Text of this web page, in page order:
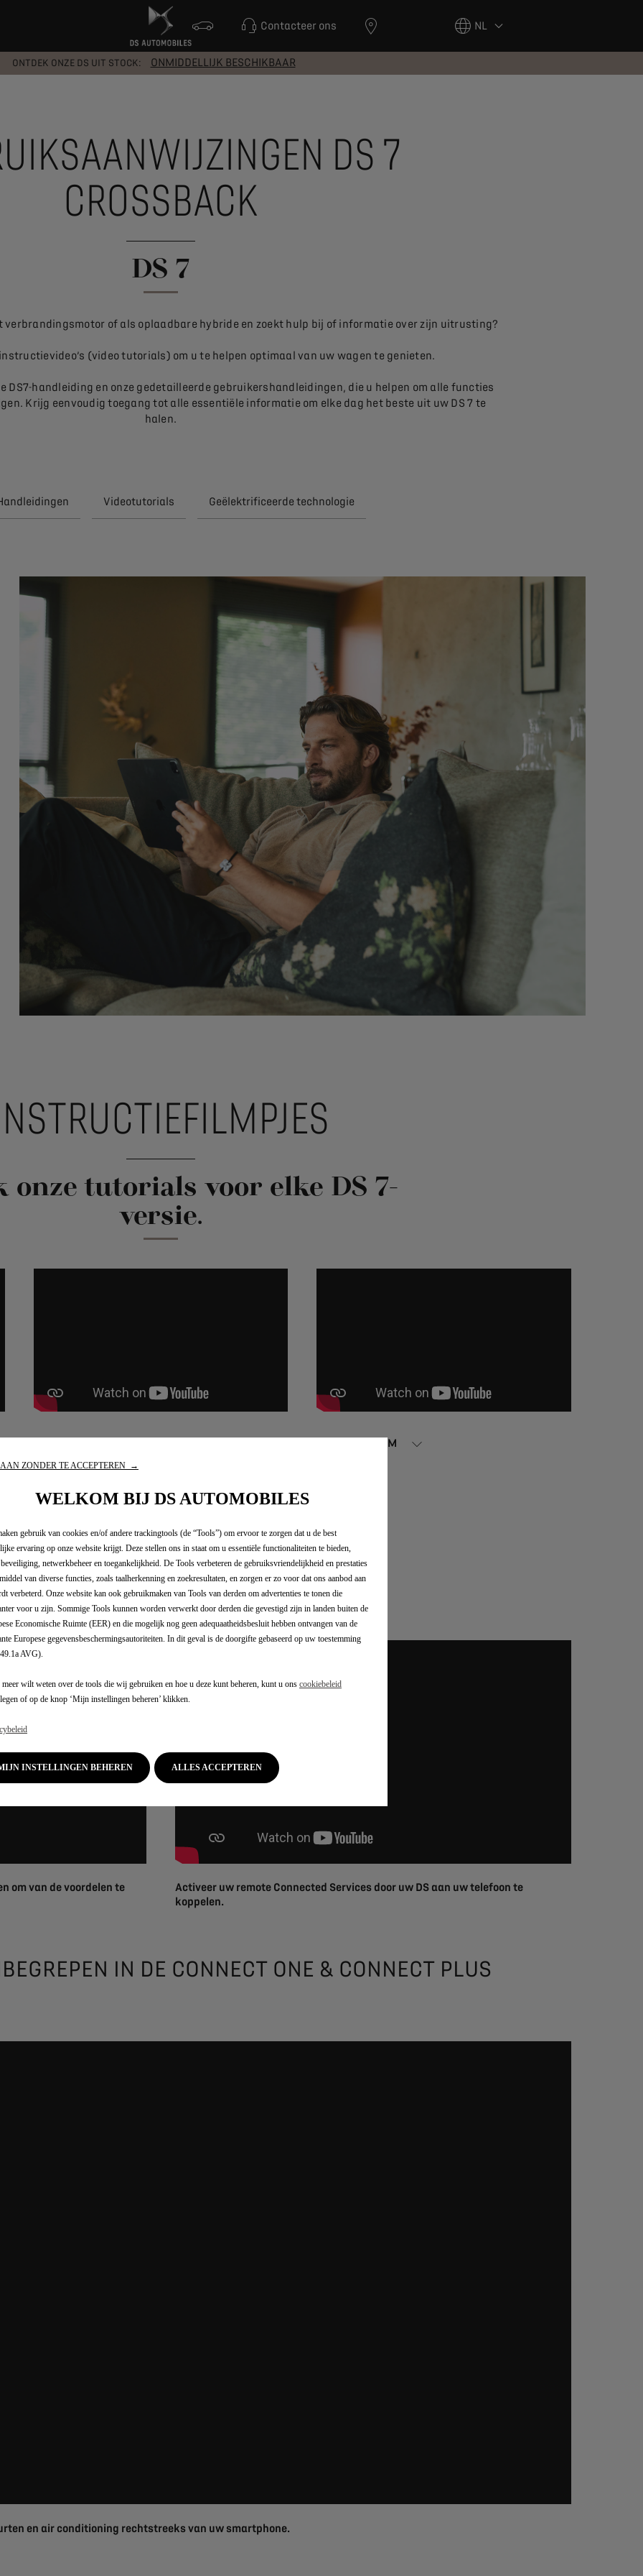
Contacteer ons NL
ONTDEK ONZE DS UIT STOCK: ONMIDDELLIJK BESCHIKBAAR
DS 7
CROSSBACK
DS 7
verbrandingsmotor of als oplaadbare hybride en zoekt hulp bij of informatie over zijn uitrusting?
(video tutorials) om u te helpen optimaal van uw wagen te genieten.
DS7-handleiding en onze gedetailleerde gebruikershandleidingen, die u helpen om alle functies
Krijg eenvoudig toegang tot alle essentiële informatie om elke dag het beste uit uw DS 7 te
halen.
Videotutorials Geëlektrificeerde technologie
onze tutorials voor elke DS 7-
versie.
DS IRIS SYSTEM
PACK
lezer is vereist om uw diensten te activeren en te genieten van uw voordelen.
diensten te activeren van uw voordelen te genieten.
om van de voordelen te
Activeer uw remote Connected Services door uw DS aan uw telefoon te
koppelen.
IN DE CONNECT ONE & CONNECT PLUS
en air conditioning rechtstreeks van uw smartphone.
ZONDER TE ACCEPTEREN →
WELKOM BIJ DS AUTOMOBILES
gebruik van cookies en/of andere trackingtools (de “Tools”) om ervoor te zorgen dat u de best
ervaring op onze website krijgt. Deze stellen ons in staat om u essentiële functionaliteiten te bieden,
netwerkbeheer en toegankelijkheid. De Tools verbeteren de gebruiksvriendelijkheid en prestaties
van diverse functies, zoals taalherkenning en zoekresultaten, en zorgen er zo voor dat ons aanbod aan
verbeterd. Onze website kan ook gebruikmaken van Tools van derden om advertenties te tonen die
voor u zijn. Sommige Tools kunnen worden verwerkt door derden die gevestigd zijn in landen buiten de
Economische Ruimte (EER) en die mogelijk nog geen adequaatheidsbesluit hebben ontvangen van de
Europese gegevensbeschermingsautoriteiten. In dit geval is de doorgifte gebaseerd op uw toestemming
AVG).
wilt weten over de tools die wij gebruiken en hoe u deze kunt beheren, kunt u ons cookiebeleid
of op de knop ‘Mijn instellingen beheren’ klikken.
MIJN INSTELLINGEN BEHEREN ALLES ACCEPTEREN